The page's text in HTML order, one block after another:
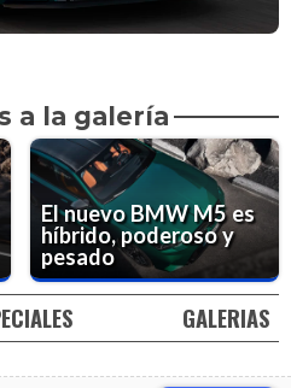
a la galería
El nuevo BMW M5 es
híbrido, poderoso y
pesado
GALERIAS